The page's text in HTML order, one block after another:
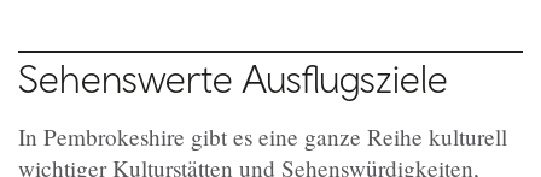
Sehenswerte Ausflugsziele
In Pembrokeshire gibt es eine ganze Reihe kulturell
wichtiger Kulturstätten und Sehenswürdigkeiten,